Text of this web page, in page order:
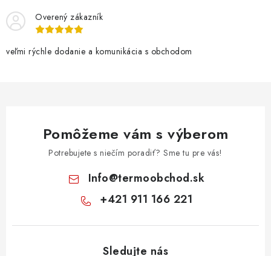
Overený zákazník
veľmi rýchle dodanie a komunikácia s obchodom
Pomôžeme vám s výberom
Potrebujete s niečím poradiť? Sme tu pre vás!
Info@termoobchod.sk
+421 911 166 221